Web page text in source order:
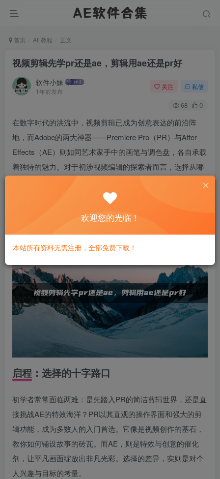
首页 AE教程 正文
视频剪辑先学pr还是ae，剪辑用ae还是pr好
软件小妹
1年前发布
关注 私信
68 0
在数字时代的洪流中，视频剪辑已成为创意表达的前沿阵
地，而Adobe的两大神器——Premiere Pro（PR）与After
Effects（AE）则如同艺术家手中的画笔与调色盘，各自承载
着独特的魅力。对于初涉视频编辑的探索者而言，选择从哪
一款软件入手，仿佛是站在创意之门的抉择点。本文将引领
你穿越这扇门，探索先学PR还是AE的奥秘，以及在剪辑世
启程：选择的十字路口
初学者常常面临两难：是先踏入PR的简洁剪辑世界，还是直
接挑战AE的特效海洋？PR以其直观的操作界面和强大的剪
辑功能，成为多数人的入门首选。它像是视频创作的基石，
教你如何铺设故事的砖瓦。而AE，则是特效与创意的催化
剂，让平凡画面绽放出非凡光彩。选择的差异，实则是对个
人兴趣与目标的考量。
欢迎您的光临！
本站所有资料无需注册，全部免费下载！